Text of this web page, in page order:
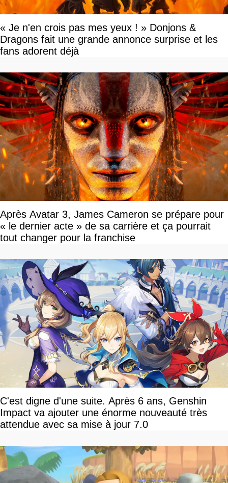
« Je n'en crois pas mes yeux ! » Donjons &
Dragons fait une grande annonce surprise et les
fans adorent déjà
Après Avatar 3, James Cameron se prépare pour
« le dernier acte » de sa carrière et ça pourrait
tout changer pour la franchise
C'est digne d'une suite. Après 6 ans, Genshin
Impact va ajouter une énorme nouveauté très
attendue avec sa mise à jour 7.0